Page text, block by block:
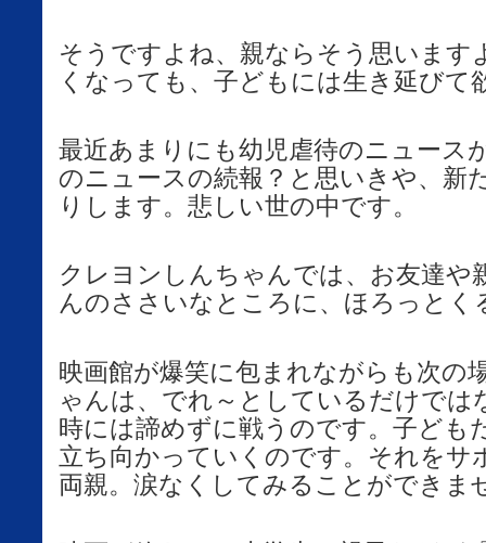
そうですよね、親ならそう思います
くなっても、子どもには生き延びて
最近あまりにも幼児虐待のニュース
のニュースの続報？と思いきや、新
りします。悲しい世の中です。
クレヨンしんちゃんでは、お友達や
んのささいなところに、ほろっとく
映画館が爆笑に包まれながらも次の
ゃんは、でれ～としているだけでは
時には諦めずに戦うのです。子ども
立ち向かっていくのです。それをサ
両親。涙なくしてみることができま